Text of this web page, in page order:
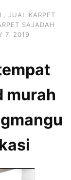
JUAL KARPET
SAJADAH
7, 2019
murah